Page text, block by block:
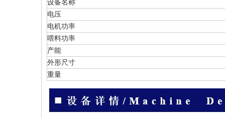
设备名称
电压
电机功率
喂料功率
产能
外形尺寸
重量